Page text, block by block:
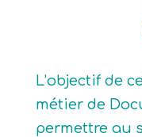
L’objectif de
métier de
permettre au